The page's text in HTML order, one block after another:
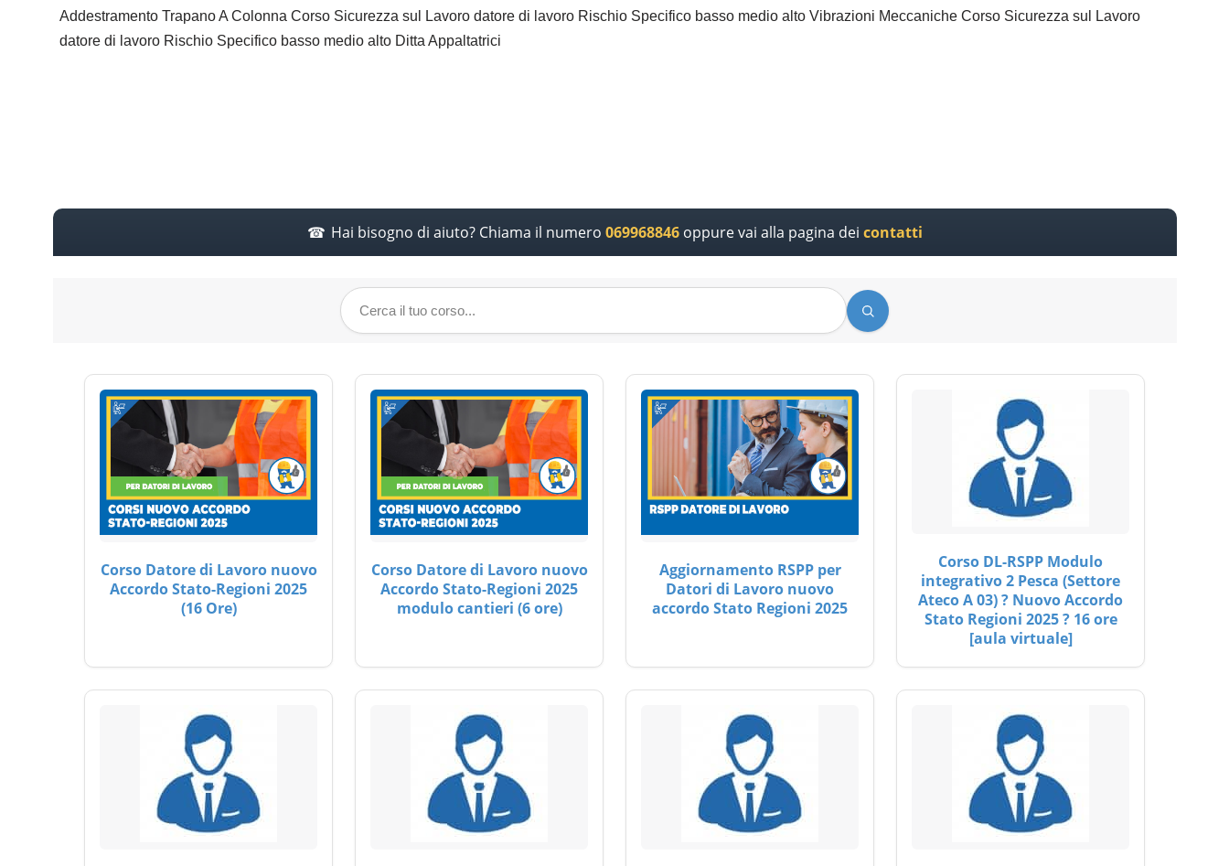
Addestramento Trapano A Colonna Corso Sicurezza sul Lavoro datore di lavoro Rischio Specifico basso medio alto Vibrazioni Meccaniche Corso Sicurezza sul Lavoro
datore di lavoro Rischio Specifico basso medio alto Ditta Appaltatrici
Hai bisogno di aiuto? Chiama il numero 069968846oppure vai alla pagina dei contatti
Corso Datore di Lavoro nuovo
Accordo Stato-Regioni 2025
(16 Ore)
Corso Datore di Lavoro nuovo
Accordo Stato-Regioni 2025
modulo cantieri (6 ore)
Aggiornamento RSPP per
Datori di Lavoro nuovo
accordo Stato Regioni 2025
Corso DL-RSPP Modulo
integrativo 2 Pesca (Settore
Ateco A 03) ? Nuovo Accordo
Stato Regioni 2025 ? 16 ore
[aula virtuale]